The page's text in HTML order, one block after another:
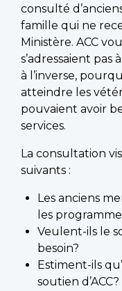
consulté
famille qui ne
Ministère. ACC
s’adressaient pas
à l’inverse,
atteindre les
pouvaient avoir
services.
La consultation
suivants :
Les anciens
les
Veulent-ils le
besoin?
Estiment-ils
soutien d’ACC?